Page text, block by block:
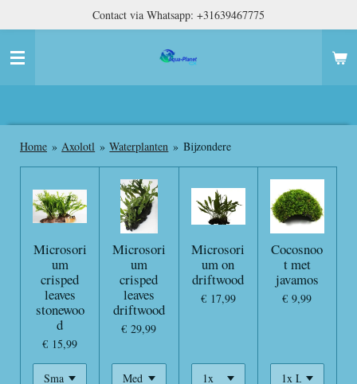
naar
hoofdinhoud
Contact via Whatsapp: +31639467775
Home » Axolotl » Waterplanten » Bijzondere
Microsori
um
crisped
leaves
stonewoo
d
€ 15,99
Microsori
um
crisped
leaves
driftwood
€ 29,99
Microsori
um on
driftwood
€ 17,99
Cocosnoo
t met
javamos
€ 9,99